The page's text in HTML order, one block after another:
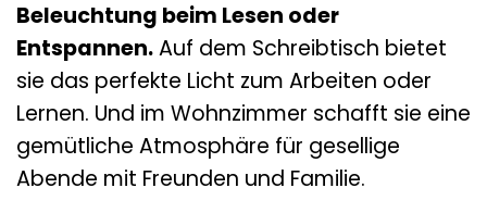
Beleuchtung beim Lesen oder
Entspannen.Auf dem Schreibtisch bietet
sie das perfekte Licht zum Arbeiten oder
Lernen. Und im Wohnzimmer schafft sie eine
gemütliche Atmosphäre für gesellige
Abende mit Freunden und Familie.